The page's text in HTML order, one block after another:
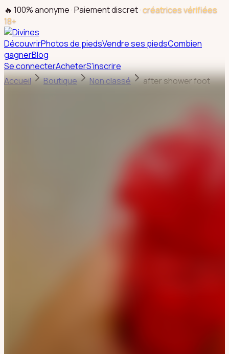
🔥 100% anonyme · Paiement discret ·créatrices vérifiées
18+
DécouvrirPhotos de piedsVendre ses piedsCombien
gagnerBlog
Se connecterAcheterS'inscrire
Accueil
Boutique Non classé after shower foot